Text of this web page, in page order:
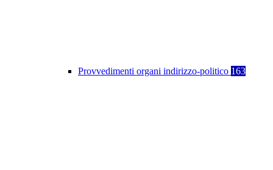
Provvedimenti organi indirizzo-politico 163